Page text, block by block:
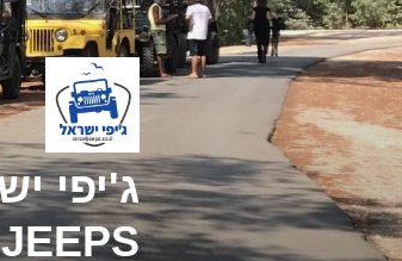
דילוג
לתוכן
JEEPS